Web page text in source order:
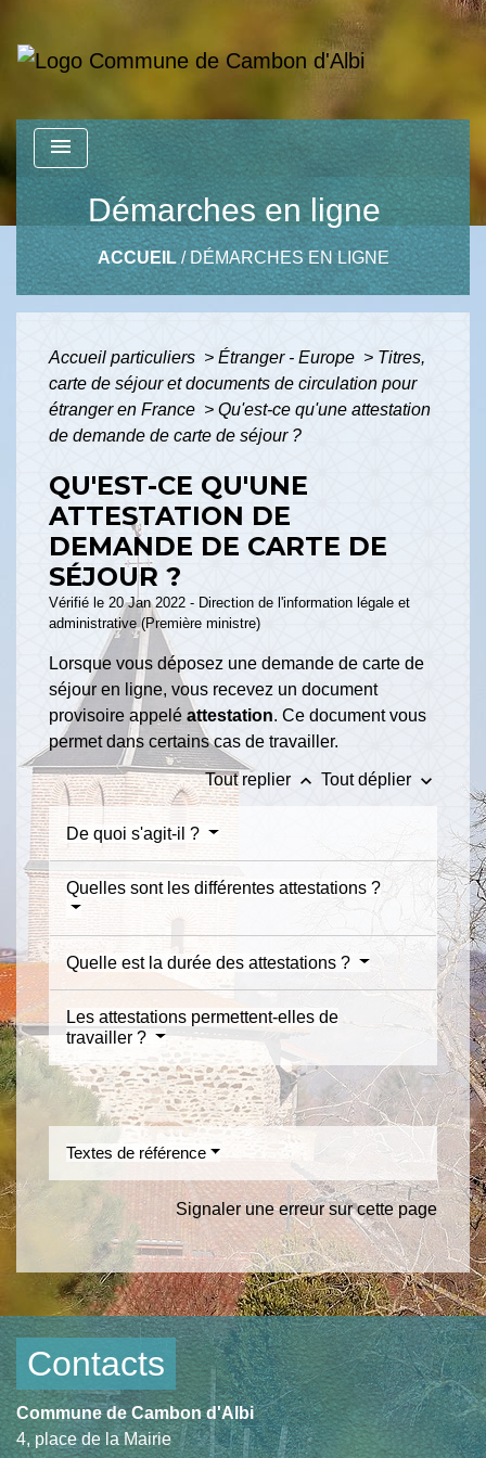
menu
Démarches en ligne
ACCUEIL/DÉMARCHES EN LIGNE
Accueil particuliers > Étranger - Europe > Titres,
carte de séjour et documents de circulation pour
étranger en France > Qu'est-ce qu'une attestation
de demande de carte de séjour ?
QU'EST-CE QU'UNE
ATTESTATION DE
DEMANDE DE CARTE DE
SÉJOUR ?
Vérifié le 20 Jan 2022 - Direction de l'information légale et
administrative (Première ministre)
Lorsque vous déposez une demande de carte de
séjour en ligne, vous recevez un document
provisoire appelé attestation. Ce document vous
permet dans certains cas de travailler.
Tout replier keyboard_arrow_up Tout déplier keyboard_arrow_down
De quoi s'agit-il ?
Quelles sont les différentes attestations ?
Quelle est la durée des attestations ?
Les attestations permettent-elles de
travailler ?
Textes de référence
Signaler une erreur sur cette page
Contacts
Commune de Cambon d'Albi
4, place de la Mairie